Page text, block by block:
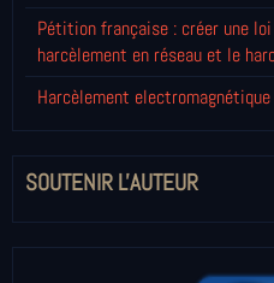
Pétition française : créer une
harcèlement en réseau et le
Harcèlement
SOUTENIR L'AUTEUR